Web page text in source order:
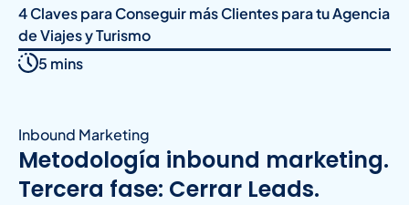
4 Claves para Conseguir más Clientes para tu Agencia
de Viajes y Turismo
5 mins
Inbound Marketing
Metodología inbound marketing.
Tercera fase: Cerrar Leads.